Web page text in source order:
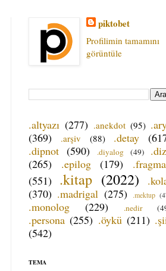
piktobet
Profilimin tamamını
görüntüle
.altyazı (277) .anekdot (95)
(369)
.arşiv (88) .detay
.dipnot (590) .diyalog (49)
(265)
.epilog (179)
(551) .kitap (2022)
(370) .madrigal (275) .mektup
.monolog (229) .nedir
.persona (255) .öykü (211)
(542)
TEMA